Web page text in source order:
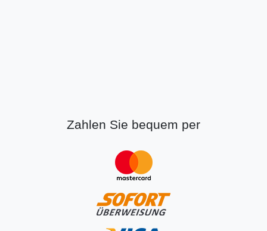
Zahlen Sie bequem per